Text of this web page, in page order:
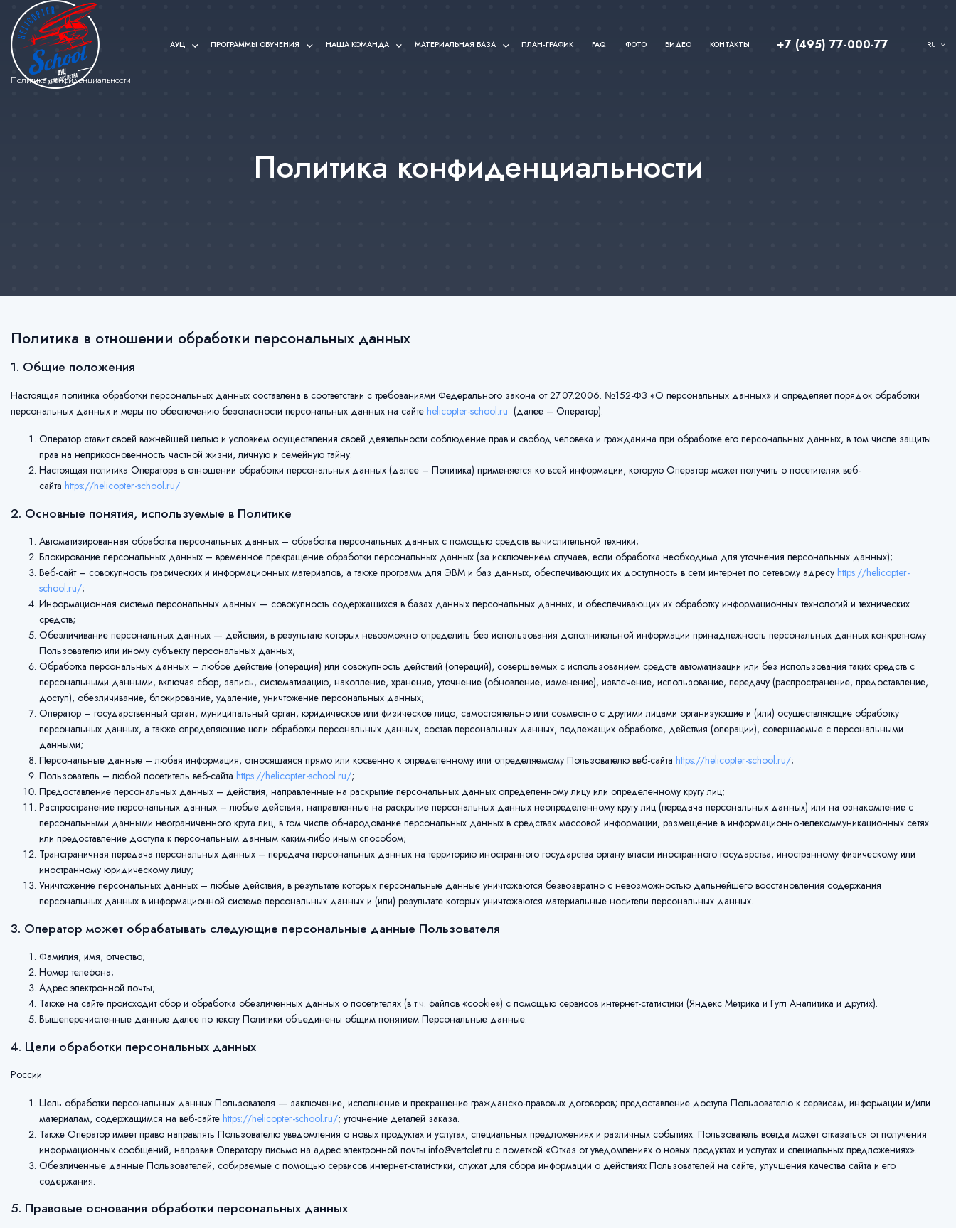
АУЦ ПРОГРАММЫ ОБУЧЕНИЯ НАША КОМАНДА МАТЕРИАЛЬНАЯ БАЗА ПЛАН-ГРАФИК FAQ ФОТО ВИДЕО КОНТАКТЫ +7 (495) 77-000-77 RU
Политика конфиденциальности
Политика конфиденциальности
Политика в отношении обработки персональных данных
1. Общие положения
Настоящая политика обработки персональных данных составлена в соответствии с требованиями Федерального закона от 27.07.2006. №152-ФЗ «О персональных данных» и определяет порядок обработки
персональных данных и меры по обеспечению безопасности персональных данных на сайте helicopter-school.ru (далее – Оператор).
Оператор ставит своей важнейшей целью и условием осуществления своей деятельности соблюдение прав и свобод человека и гражданина при обработке его персональных данных, в том числе защиты
прав на неприкосновенность частной жизни, личную и семейную тайну.
Настоящая политика Оператора в отношении обработки персональных данных (далее – Политика) применяется ко всей информации, которую Оператор может получить о посетителях веб-
сайта https://helicopter-school.ru/
2. Основные понятия, используемые в Политике
Автоматизированная обработка персональных данных – обработка персональных данных с помощью средств вычислительной техники;
Блокирование персональных данных – временное прекращение обработки персональных данных (за исключением случаев, если обработка необходима для уточнения персональных данных);
Веб-сайт – совокупность графических и информационных материалов, а также программ для ЭВМ и баз данных, обеспечивающих их доступность в сети интернет по сетевому адресу https://helicopter-
school.ru/;
Информационная система персональных данных — совокупность содержащихся в базах данных персональных данных, и обеспечивающих их обработку информационных технологий и технических
средств;
Обезличивание персональных данных — действия, в результате которых невозможно определить без использования дополнительной информации принадлежность персональных данных конкретному
Пользователю или иному субъекту персональных данных;
Обработка персональных данных – любое действие (операция) или совокупность действий (операций), совершаемых с использованием средств автоматизации или без использования таких средств с
персональными данными, включая сбор, запись, систематизацию, накопление, хранение, уточнение (обновление, изменение), извлечение, использование, передачу (распространение, предоставление,
доступ), обезличивание, блокирование, удаление, уничтожение персональных данных;
Оператор – государственный орган, муниципальный орган, юридическое или физическое лицо, самостоятельно или совместно с другими лицами организующие и (или) осуществляющие обработку
персональных данных, а также определяющие цели обработки персональных данных, состав персональных данных, подлежащих обработке, действия (операции), совершаемые с персональными
данными;
Персональные данные – любая информация, относящаяся прямо или косвенно к определенному или определяемому Пользователю веб-сайта https://helicopter-school.ru/;
Пользователь – любой посетитель веб-сайта https://helicopter-school.ru/;
Предоставление персональных данных – действия, направленные на раскрытие персональных данных определенному лицу или определенному кругу лиц;
Распространение персональных данных – любые действия, направленные на раскрытие персональных данных неопределенному кругу лиц (передача персональных данных) или на ознакомление с
персональными данными неограниченного круга лиц, в том числе обнародование персональных данных в средствах массовой информации, размещение в информационно-телекоммуникационных сетях
или предоставление доступа к персональным данным каким-либо иным способом;
Трансграничная передача персональных данных – передача персональных данных на территорию иностранного государства органу власти иностранного государства, иностранному физическому или
иностранному юридическому лицу;
Уничтожение персональных данных – любые действия, в результате которых персональные данные уничтожаются безвозвратно с невозможностью дальнейшего восстановления содержания
персональных данных в информационной системе персональных данных и (или) результате которых уничтожаются материальные носители персональных данных.
3. Оператор может обрабатывать следующие персональные данные Пользователя
Фамилия, имя, отчество;
Номер телефона;
Адрес электронной почты;
Также на сайте происходит сбор и обработка обезличенных данных о посетителях (в т.ч. файлов «cookie») с помощью сервисов интернет-статистики (Яндекс Метрика и Гугл Аналитика и других).
Вышеперечисленные данные далее по тексту Политики объединены общим понятием Персональные данные.
4. Цели обработки персональных данных
России
Цель обработки персональных данных Пользователя — заключение, исполнение и прекращение гражданско-правовых договоров; предоставление доступа Пользователю к сервисам, информации и/или
материалам, содержащимся на веб-сайте https://helicopter-school.ru/; уточнение деталей заказа.
Также Оператор имеет право направлять Пользователю уведомления о новых продуктах и услугах, специальных предложениях и различных событиях. Пользователь всегда может отказаться от получения
информационных сообщений, направив Оператору письмо на адрес электронной почты info@vertolet.ru с пометкой «Отказ от уведомлениях о новых продуктах и услугах и специальных предложениях».
Обезличенные данные Пользователей, собираемые с помощью сервисов интернет-статистики, служат для сбора информации о действиях Пользователей на сайте, улучшения качества сайта и его
содержания.
5. Правовые основания обработки персональных данных